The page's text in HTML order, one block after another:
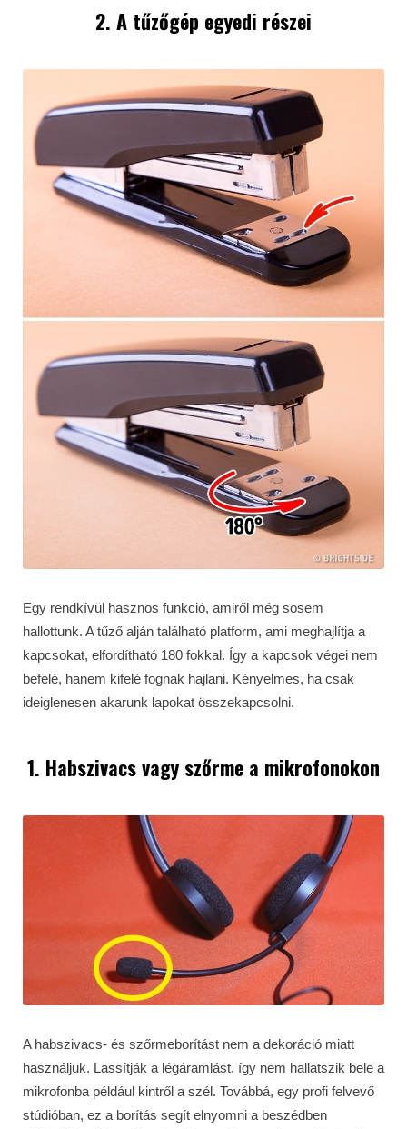
2. A tűzőgép egyedi részei
Egy rendkívül hasznos funkció, amiről még sosem
hallottunk. A tűző alján található platform, ami meghajlítja a
kapcsokat, elfordítható 180 fokkal. Így a kapcsok végei nem
befelé, hanem kifelé fognak hajlani. Kényelmes, ha csak
ideiglenesen akarunk lapokat összekapcsolni.
1. Habszivacs vagy szőrme a mikrofonokon
A habszivacs- és szőrmeborítást nem a dekoráció miatt
használjuk. Lassítják a légáramlást, így nem hallatszik bele a
mikrofonba például kintről a szél. Továbbá, egy profi felvevő
stúdióban, ez a borítás segít elnyomni a beszédben